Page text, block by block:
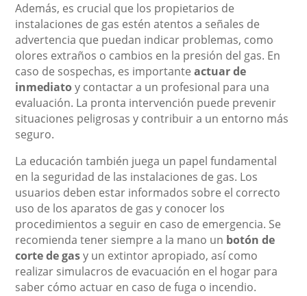
Además, es crucial que los propietarios de
instalaciones de gas estén atentos a señales de
advertencia que puedan indicar problemas, como
olores extraños o cambios en la presión del gas. En
caso de sospechas, es importanteactuar de
inmediatoy contactar a un profesional para una
evaluación. La pronta intervención puede prevenir
situaciones peligrosas y contribuir a un entorno más
seguro.
La educación también juega un papel fundamental
en la seguridad de las instalaciones de gas. Los
usuarios deben estar informados sobre el correcto
uso de los aparatos de gas y conocer los
procedimientos a seguir en caso de emergencia. Se
recomienda tener siempre a la mano un botón de
corte de gasy un extintor apropiado, así como
realizar simulacros de evacuación en el hogar para
saber cómo actuar en caso de fuga o incendio.